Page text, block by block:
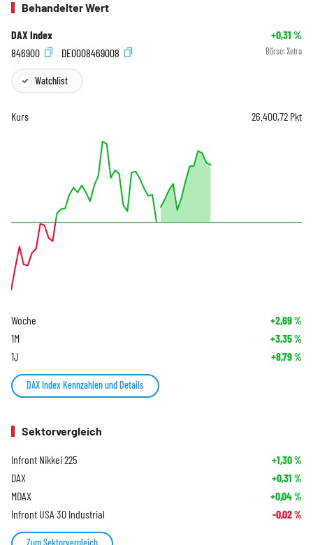
Behandelter Wert
DAX Index +0,31 %
846900
DE0008469008 Börse: Xetra
Watchlist
Kurs 26.400,72 Pkt
Woche +2,69%
1M +3,35%
1J +8,79%
DAX Index Kennzahlen und Details
Sektorvergleich
Infront Nikkei 225 +1,30%
DAX +0,31 %
MDAX +0,04%
Infront USA 30 Industrial -0,02%
Zum Sektorvergleich